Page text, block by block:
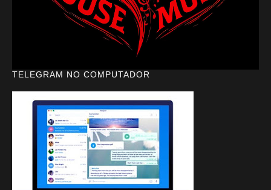
TELEGRAM NO COMPUTADOR